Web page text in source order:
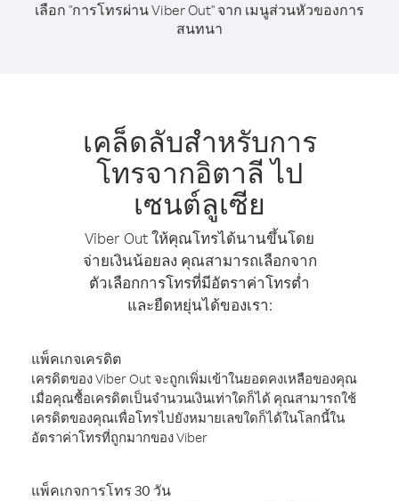
เลือก "การโทรผ่าน Viber Out" จาก เมนูส่วนหัวของการ
สนทนา
เคล็ดลับสำหรับการ
โทรจากอิตาลี ไป
เซนต์ลูเซีย
Viber Out ให้คุณโทรได้นานขึ้นโดย
จ่ายเงินน้อยลง คุณสามารถเลือกจาก
ตัวเลือกการโทรที่มีอัตราค่าโทรต่ำ
และยืดหยุ่นได้ของเรา:
แพ็คเกจเครดิต
เครดิตของ Viber Out จะถูกเพิ่มเข้าในยอดคงเหลือของคุณ
เมื่อคุณซื้อเครดิตเป็นจำนวนเงินเท่าใดก็ได้ คุณสามารถใช้
เครดิตของคุณเพื่อโทรไปยังหมายเลขใดก็ได้ในโลกนี้ใน
อัตราค่าโทรที่ถูกมากของ Viber
แพ็คเกจการโทร 30 วัน